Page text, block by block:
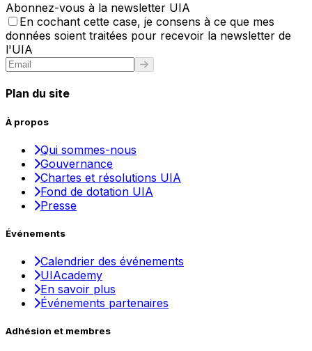
Abonnez-vous à la newsletter UIA
En cochant cette case, je consens à ce que mes
données soient traitées pour recevoir la newsletter de
l'UIA
Plan du site
À propos
Qui sommes-nous
Gouvernance
Chartes et résolutions UIA
Fond de dotation UIA
Presse
Événements
Calendrier des événements
UIAcademy
En savoir plus
Événements partenaires
Adhésion et membres